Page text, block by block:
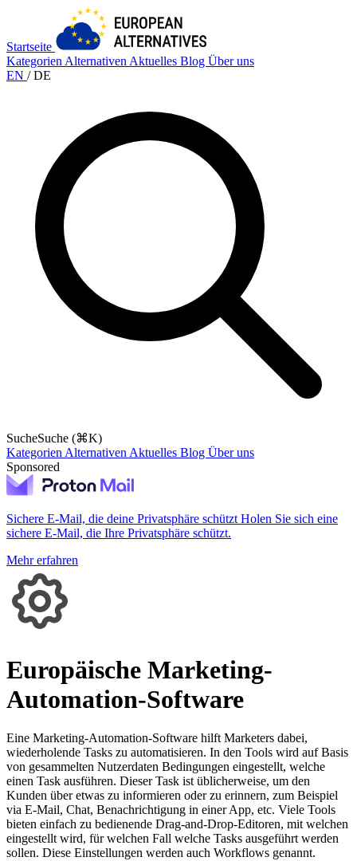
Startseite
Kategorien Alternativen Aktuelles Blog Über uns
EN / DE
SucheSuche (⌘K)
Kategorien Alternativen Aktuelles Blog Über uns
Sponsored
Sichere E-Mail, die deine Privatsphäre schützt Holen Sie sich eine
sichere E-Mail, die Ihre Privatsphäre schützt.
Mehr erfahren
Europäische Marketing-
Automation-Software
Eine Marketing-Automation-Software hilft Marketers dabei,
wiederholende Tasks zu automatisieren. In den Tools wird auf Basis
von gesammelten Nutzerdaten Bedingungen eingestellt, welche
einen Task ausführen. Dieser Task ist üblicherweise, um den
Kunden über etwas zu informieren oder zu erinnern, zum Beispiel
via E-Mail, Chat, Benachrichtigung in einer App, etc. Viele Tools
bieten einfach zu bedienende Drag-and-Drop-Editoren, mit welchen
eingestellt wird, für welchen Fall welche Tasks ausgeführt werden
sollen. Diese Einstellungen werden auch Workflows genannt.